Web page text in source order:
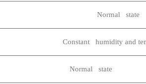
Normal state
Constant humidity and
Normal state